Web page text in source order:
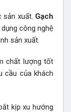
sản xuất. Gạch
công nghệ
sản xuất.
chất lượng tốt
cầu của khách
kịp xu hướng